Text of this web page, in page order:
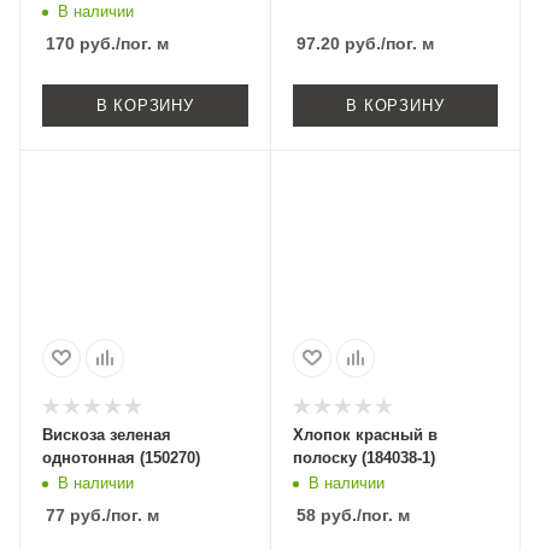
В наличии
170 руб./пог. м
В КОРЗИНУ
97.20руб./пог. м
В КОРЗИНУ
Вискоза зеленая
однотонная (150270)
В наличии
77 руб./пог. м
Хлопок красный в
полоску (184038-1)
В наличии
58руб./пог. м